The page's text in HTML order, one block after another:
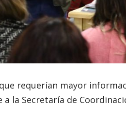
requerían mayor
la Secretaría de